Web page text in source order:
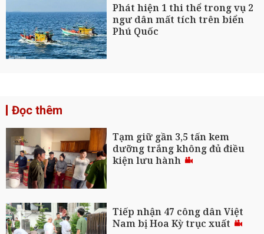
Phát hiện 1 thi thể trong vụ 2
ngư dân mất tích trên biển
Phú Quốc
Đọc thêm
Tạm giữ gần 3,5 tấn kem
dưỡng trắng không đủ điều
kiện lưu hành
Tiếp nhận 47 công dân Việt
Nam bị Hoa Kỳ trục xuất